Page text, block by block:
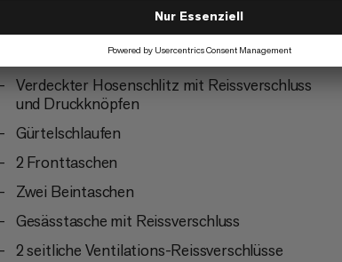
Verdeckter Hosenschlitz mit Reissverschluss
und Druckknöpfen
Gürtelschlaufen
2 Fronttaschen
Zwei Beintaschen
Gesässtasche mit Reissverschluss
2 seitliche Ventilations-Reissverschlüsse